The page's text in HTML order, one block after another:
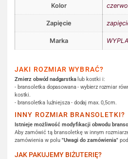
Kolor
Zapięcie
Marka
JAKI ROZMIAR WYBRAĆ?
Zmierz obwód nadgarstkalub kostki i:
- bransoletka dopasowana - wybierz rozmiar
kostki.
- bransoletka luźniejsza - dodaj max. 0,5cm.
INNY ROZMIAR BRANSOLETKI?
Istnieje możliwość modyfikacji obwodu
Aby zamówić tą bransoletkę w innym
zamówienia w polu "Uwagi do zamówienia"
JAK PAKUJEMY BIŻUTERIĘ?